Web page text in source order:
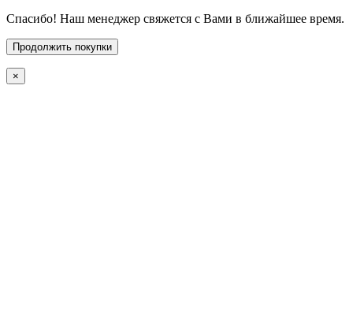
Спасибо! Наш менеджер свяжется с Вами в ближайшее время.
Продолжить покупки
×